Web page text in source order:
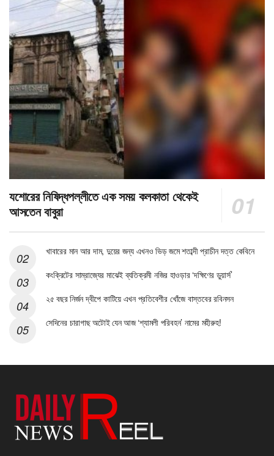
যশোরের নিষিদ্ধপল্লীতে এক সময় কলকাতা থেকেই
আসতেন বাবুরা
খাবারের মান আর দাম, দুয়ের জন্য এখনও ভিড় জমে শতাব্দী প্রাচীন দত্ত কেবিনে
কংক্রিটের সাম্রাজ্যের মাঝেই ব্যতিক্রমী নজির হাওড়ার ‘দক্ষিণের ডুয়ার্স’
২৫ বছর নির্জন দ্বীপে কাটিয়ে এখন প্রতিবেশীর খোঁজে বাস্তবের রবিনসন
সেদিনের চারাগাছ অটোই যেন আজ ‘শ্যামলী পরিবহন’ নামের মহীরুহ!